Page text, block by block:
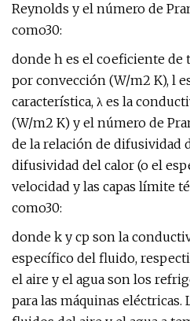
Reynolds y el número de
como30:
donde h es el coeficiente de
por convección (W/m2 K), l
característica, λ es la
(W/m2 K) y el número de
de la relación de difusividad
difusividad del calor (o el
velocidad y las capas límite
como30:
donde k y cp son la
específico del fluido,
el aire y el agua son los
para las máquinas eléctricas.